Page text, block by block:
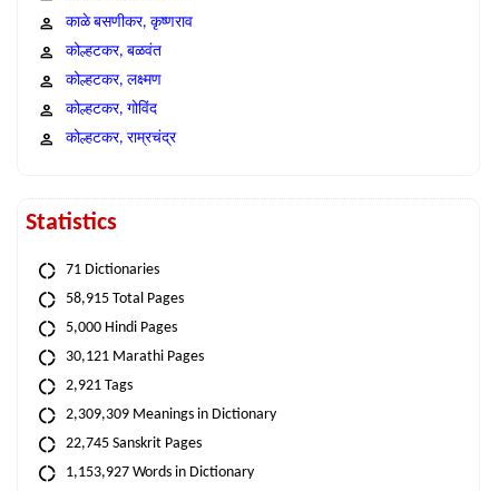
काळे बसणीकर, कृष्णराव
कोल्हटकर, बळवंत
कोल्हटकर, लक्ष्मण
कोल्हटकर, गोविंद
कोल्हटकर, राम्रचंद्र
Statistics
71 Dictionaries
58,915 Total Pages
5,000 Hindi Pages
30,121 Marathi Pages
2,921 Tags
2,309,309 Meanings in Dictionary
22,745 Sanskrit Pages
1,153,927 Words in Dictionary